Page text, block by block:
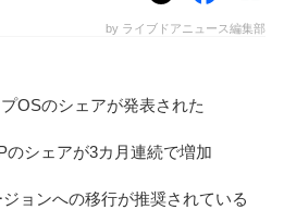
by ライブドアニュース編集部
OSのシェアが発表された
シェアが3カ月連続で増加
ョンへの移行が推奨されている